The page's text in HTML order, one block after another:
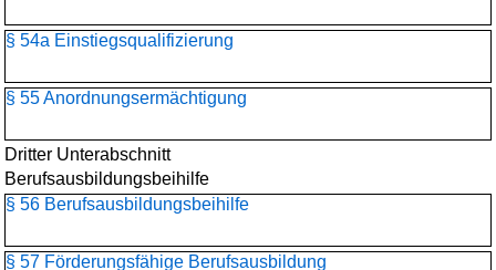
§ 54a Einstiegsqualifizierung
§ 55 Anordnungsermächtigung
Dritter Unterabschnitt
Berufsausbildungsbeihilfe
§ 56 Berufsausbildungsbeihilfe
§ 57 Förderungsfähige Berufsausbildung